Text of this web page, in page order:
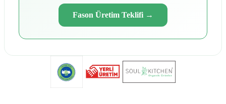
Fason Üretim Teklifi →